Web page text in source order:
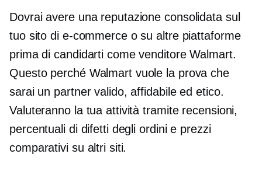
Dovrai avere una reputazione consolidata sul
tuo sito di e-commerce o su altre piattaforme
prima di candidarti come venditore Walmart.
Questo perché Walmart vuole la prova che
sarai un partner valido, affidabile ed etico.
Valuteranno la tua attività tramite recensioni,
percentuali di difetti degli ordini e prezzi
comparativi su altri siti.